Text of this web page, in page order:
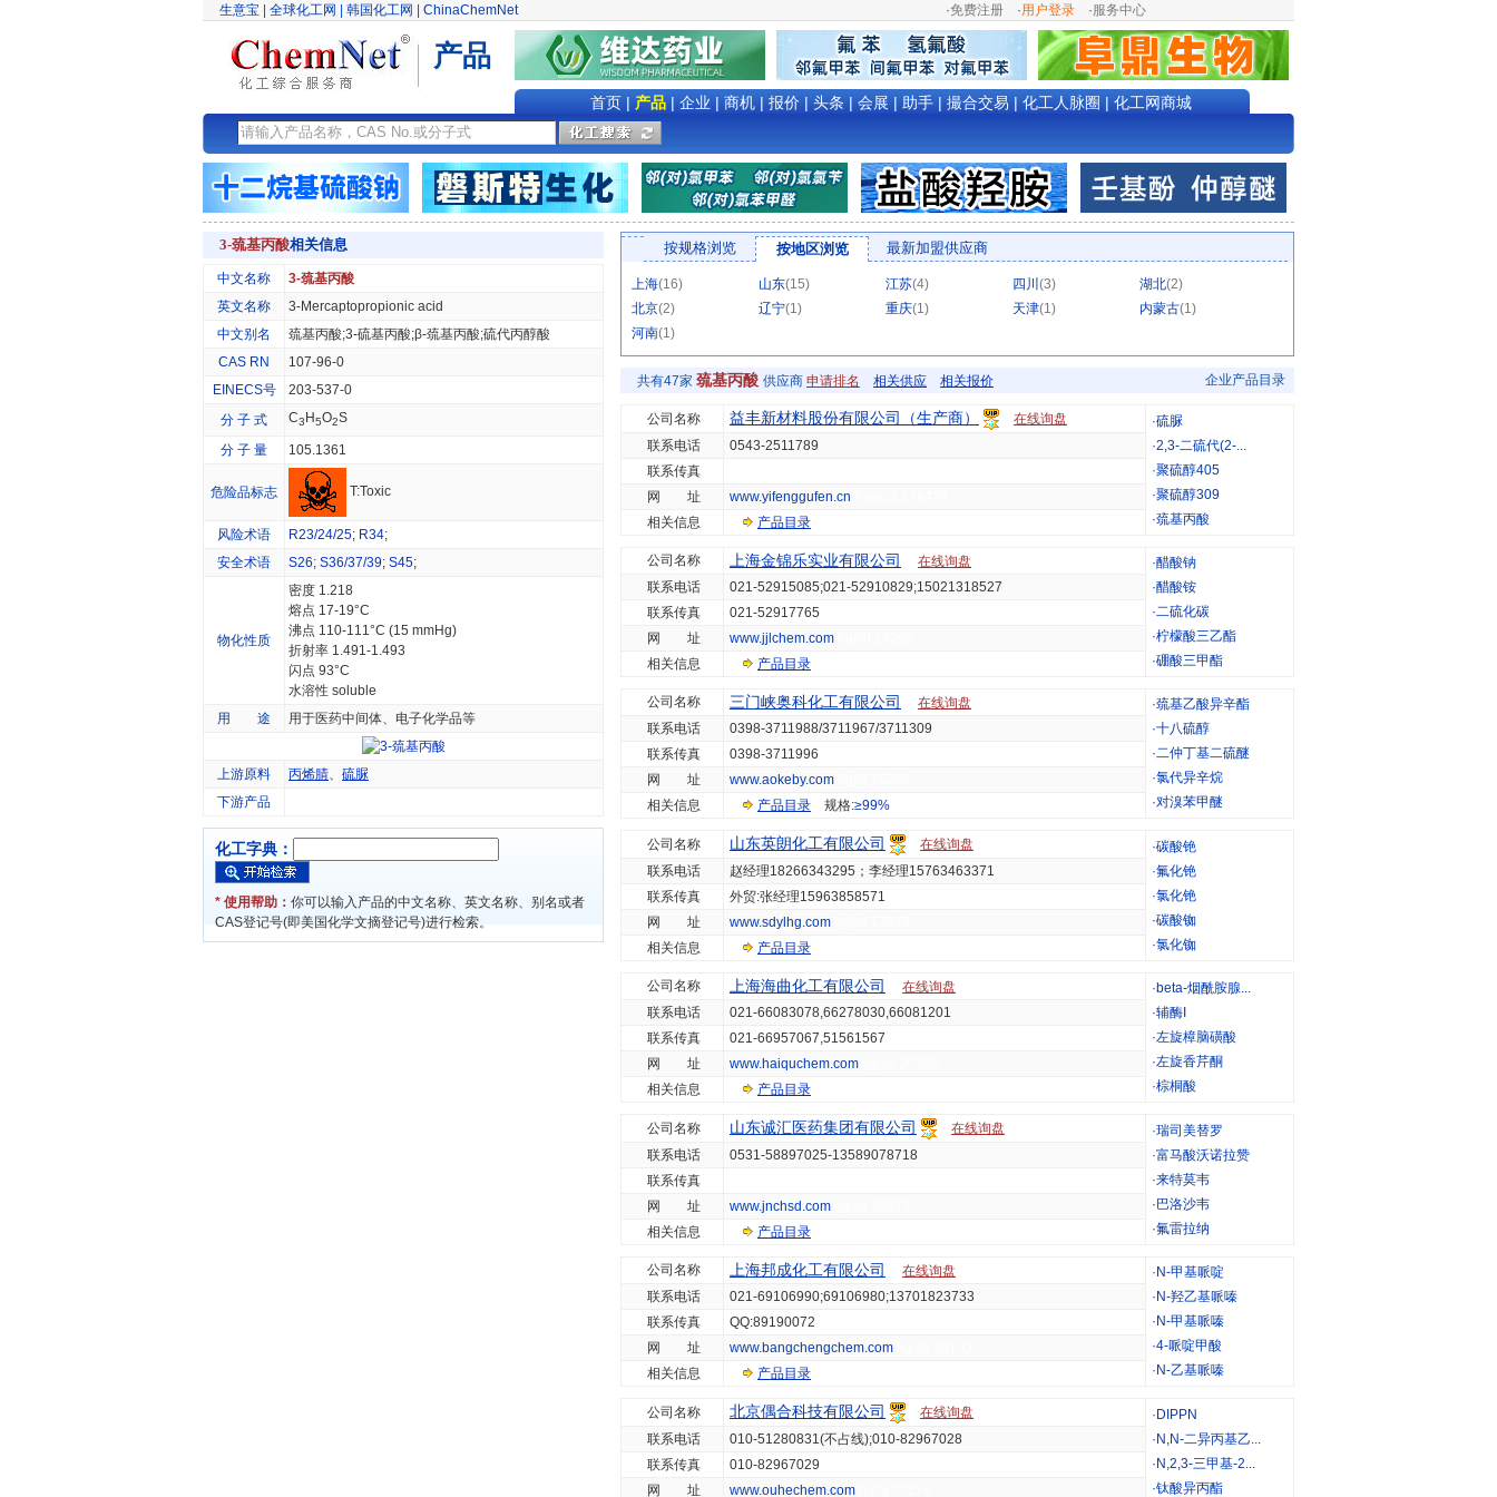
生意宝 全球化工网 韩国化工网 ChinaChemNet ·免费注册 ·用户登录 ·服务中心
产品
首页| 产品| 企业 | 商机| 报价| 头条 | 会展 | 助手| 撮合交易 | 化工人脉圈 | 化工网商城
3-巯基丙酸相关信息
中文名称
3-巯基丙酸
英文名称
3-Mercaptopropionic acid
中文别名
巯基丙酸;3-硫基丙酸;β-巯基丙酸;硫代丙醇酸
CAS RN
107-96-0
EINECS号
203-537-0
分 子 式
C3 H5O2S
分 子 量 105.1361
危险品标志 T:Toxic
风险术语 R23/24/25; R34;
安全术语
S26; S36/37/39; S45;
物化性质
密度 1.218
熔点 17-19°C
沸点 110-111°C (15 mmHg)
折射率 1.491-1.493
闪点 93°C
水溶性 soluble
用 途
用于医药中间体、电子化学品等
上游原料 丙烯腈、 硫脲
下游产品
化工字典：
* 使用帮助： 你可以输入产品的中文名称、英文名称、别名或者
CAS登记号(即美国化学文摘登记号)进行检索。
按规格浏览 按地区浏览 最新加盟供应商
上海(16) 山东(15) 江苏(4) 四川 (3) 湖北(2)
北京(2) 辽宁(1) 重庆(1) 天津(1) 内蒙古(1)
河南(1)
共有47家 巯基丙酸 供应商 申请排名 相关供应 相关报价 企业产品目录
公司名称 益丰新材料股份有限公司（生产商） 在线询盘 ·硫脲
·2,3-二硫代(2-...
·聚硫醇405
·聚硫醇309
·巯基丙酸
联系电话
0543-2511789
联系传真
网 址
www.yifenggufen.cn
相关信息
产品目录
公司名称 上海金锦乐实业有限公司 在线询盘 ·醋酸钠
·醋酸铵
·二硫化碳
·柠檬酸三乙酯
·硼酸三甲酯
联系电话
021-52915085;021-52910829;15021318527
联系传真
021-52917765
网 址
www.jjlchem.com
相关信息
产品目录
公司名称 三门峡奥科化工有限公司 在线询盘 ·巯基乙酸异辛酯
·十八硫醇
·二仲丁基二硫醚
·氯代异辛烷
·对溴苯甲醚
联系电话
0398-3711988/3711967/3711309
联系传真
0398-3711996
网 址
www.aokeby.com
相关信息
产品目录 规格:≥99%
公司名称 山东英朗化工有限公司 在线询盘 ·碳酸铯
·氟化铯
·氯化铯
·碳酸铷
·氯化铷
联系电话
赵经理18266343295；李经理15763463371
联系传真
外贸:张经理15963858571
网 址
www.sdylhg.com
相关信息
产品目录
公司名称 上海海曲化工有限公司 在线询盘 ·beta-烟酰胺腺...
·辅酶I
·左旋樟脑磺酸
·左旋香芹酮
·棕桐酸
联系电话
021-66083078,66278030,66081201
联系传真
021-66957067,51561567
网 址
www.haiquchem.com
相关信息
产品目录
公司名称 山东诚汇医药集团有限公司 在线询盘 ·瑞司美替罗
·富马酸沃诺拉赞
·来特莫韦
· 巴洛沙韦
·氟雷拉纳
联系电话
0531-58897025-13589078718
联系传真
网 址
www.jnchsd.com
相关信息
产品目录
公司名称 上海邦成化工有限公司 在线询盘 · N-甲基哌啶
· N-羟乙基哌嗪
· N-甲基哌嗪
·4-哌啶甲酸
· N-乙基哌嗪
联系电话
021-69106990;69106980;13701823733
联系传真
QQ:89190072
网 址
www.bangchengchem.com
相关信息
产品目录
公司名称 北京偶合科技有限公司 在线询盘 · DIPPN
· N,N-二异丙基乙...
· N,2,3-三甲基-2...
·钛酸异丙酯
联系电话
010-51280831(不占线);010-82967028
联系传真
010-82967029
网 址
www.ouhechem.com